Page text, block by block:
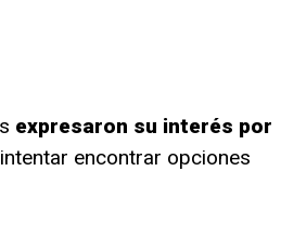
expresaron su interés por
encontrar opciones